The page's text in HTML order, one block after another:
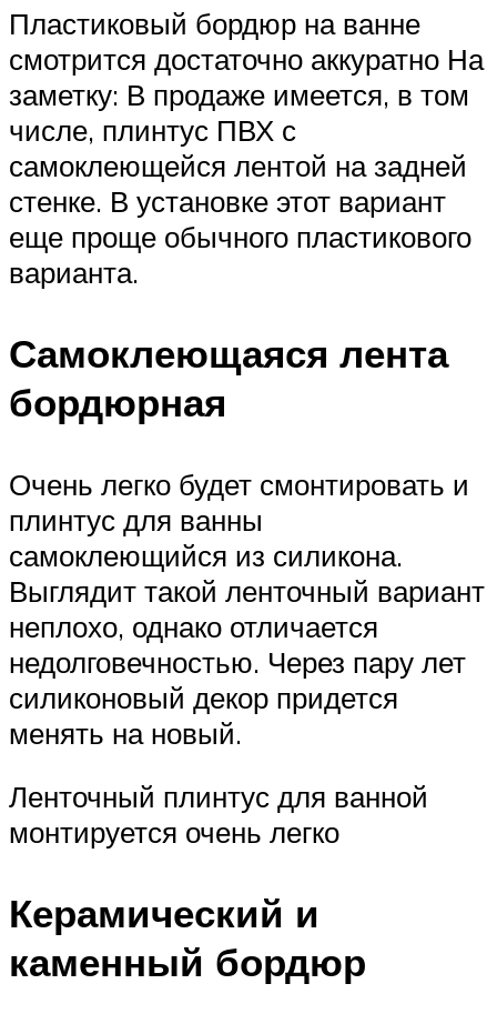
Пластиковый бордюр на ванне
смотрится достаточно аккуратно На
заметку: В продаже имеется, в том
числе, плинтус ПВХ с
самоклеющейся лентой на задней
стенке. В установке этот вариант
еще проще обычного пластикового
варианта.
Самоклеющаяся лента
бордюрная
Очень легко будет смонтировать и
плинтус для ванны
самоклеющийся из силикона.
Выглядит такой ленточный вариант
неплохо, однако отличается
недолговечностью. Через пару лет
силиконовый декор придется
менять на новый.
Ленточный плинтус для ванной
монтируется очень легко
Керамический и
каменный бордюр